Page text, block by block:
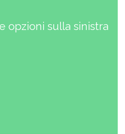
opzioni sulla sinistra